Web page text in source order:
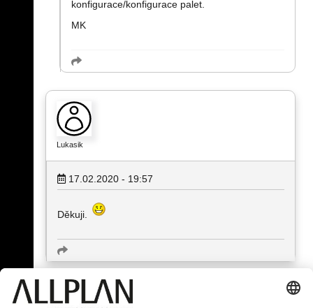
konfigurace/konfigurace palet.
MK
Lukasik
17.02.2020 - 19:57
Děkuji.